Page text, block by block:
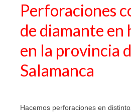
Perforaciones
de diamante en
en la provincia
Salamanca
Hacemos perforaciones en